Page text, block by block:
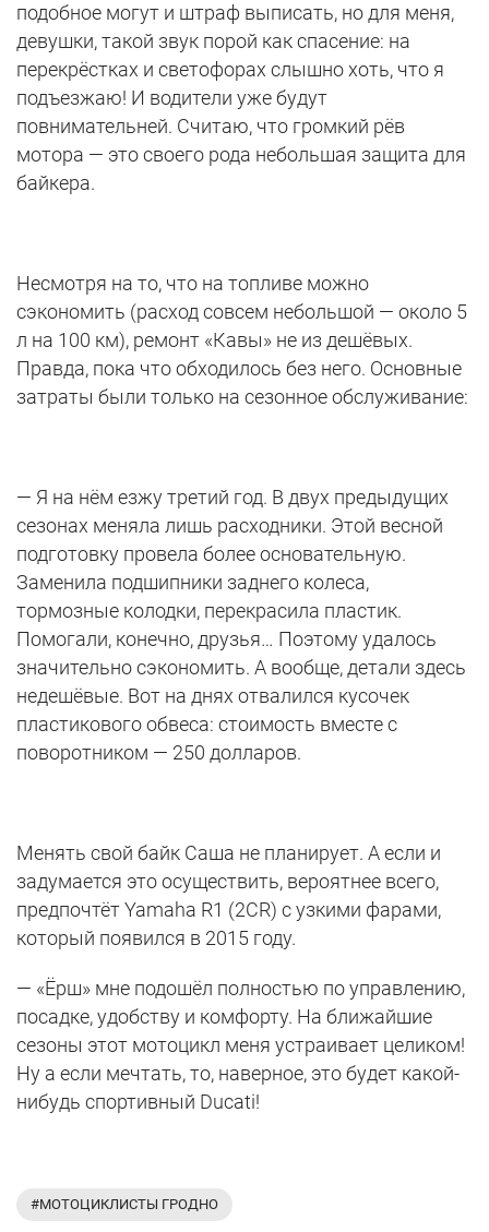
подобное могут и штраф выписать, но для меня,
девушки, такой звук порой как спасение: на
перекрёстках и светофорах слышно хоть, что я
подъезжаю! И водители уже будут
повнимательней. Считаю, что громкий рёв
мотора — это своего рода небольшая защита для
байкера.
Несмотря на то, что на топливе можно
сэкономить (расход совсем небольшой — около 5
л на 100 км), ремонт «Кавы» не из дешёвых.
Правда, пока что обходилось без него. Основные
затраты были только на сезонное обслуживание:
— Я на нём езжу третий год. В двух предыдущих
сезонах меняла лишь расходники. Этой весной
подготовку провела более основательную.
Заменила подшипники заднего колеса,
тормозные колодки, перекрасила пластик.
Помогали, конечно, друзья… Поэтому удалось
значительно сэкономить. А вообще, детали здесь
недешёвые. Вот на днях отвалился кусочек
пластикового обвеса: стоимость вместе с
поворотником — 250 долларов.
Менять свой байк Саша не планирует. А если и
задумается это осуществить, вероятнее всего,
предпочтёт Yamaha R1 (2CR) с узкими фарами,
который появился в 2015 году.
— «Ёрш» мне подошёл полностью по управлению,
посадке, удобству и комфорту. На ближайшие
сезоны этот мотоцикл меня устраивает целиком!
Ну а если мечтать, то, наверное, это будет какой-
нибудь спортивный Ducati!
#МОТОЦИКЛИСТЫ ГРОДНО